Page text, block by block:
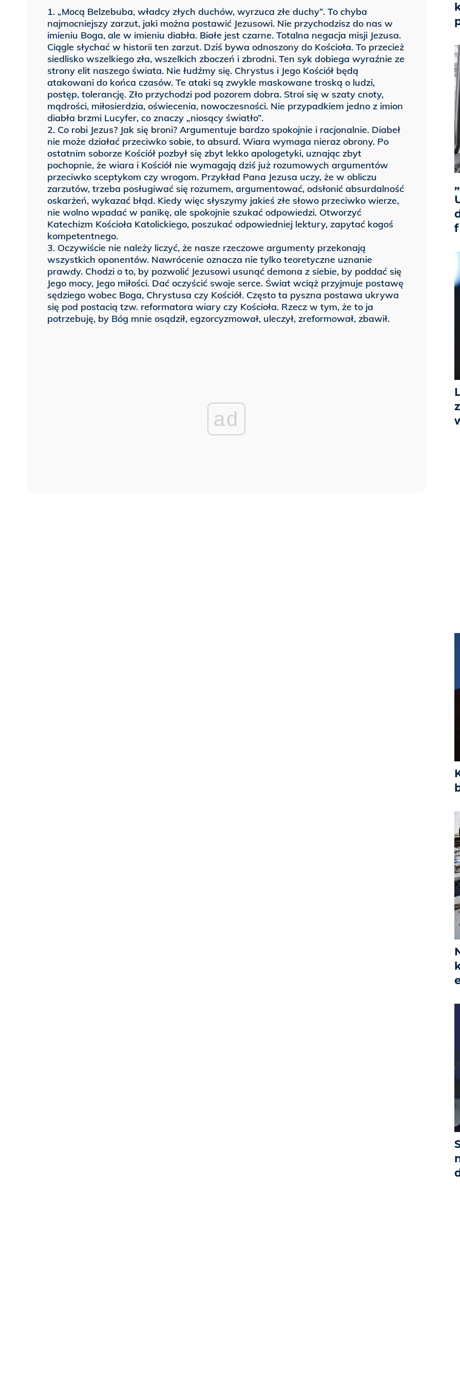
1. „Mocą Belzebuba, władcy złych duchów, wyrzuca złe duchy”. To chyba
najmocniejszy zarzut, jaki można postawić Jezusowi. Nie przychodzisz do nas w
imieniu Boga, ale w imieniu diabła. Białe jest czarne. Totalna negacja misji Jezusa.
Ciągle słychać w historii ten zarzut. Dziś bywa odnoszony do Kościoła. To przecież
siedlisko wszelkiego zła, wszelkich zboczeń i zbrodni. Ten syk dobiega wyraźnie ze
strony elit naszego świata. Nie łudźmy się. Chrystus i Jego Kościół będą
atakowani do końca czasów. Te ataki są zwykle maskowane troską o ludzi,
postęp, tolerancję. Zło przychodzi pod pozorem dobra. Stroi się w szaty cnoty,
mądrości, miłosierdzia, oświecenia, nowoczesności. Nie przypadkiem jedno z imion
diabła brzmi Lucyfer, co znaczy „niosący światło”.
2. Co robi Jezus? Jak się broni? Argumentuje bardzo spokojnie i racjonalnie. Diabeł
nie może działać przeciwko sobie, to absurd. Wiara wymaga nieraz obrony. Po
ostatnim soborze Kościół pozbył się zbyt lekko apologetyki, uznając zbyt
pochopnie, że wiara i Kościół nie wymagają dziś już rozumowych argumentów
przeciwko sceptykom czy wrogom. Przykład Pana Jezusa uczy, że w obliczu
zarzutów, trzeba posługiwać się rozumem, argumentować, odsłonić absurdalność
oskarżeń, wykazać błąd. Kiedy więc słyszymy jakieś złe słowo przeciwko wierze,
nie wolno wpadać w panikę, ale spokojnie szukać odpowiedzi. Otworzyć
Katechizm Kościoła Katolickiego, poszukać odpowiedniej lektury, zapytać kogoś
kompetentnego.
3. Oczywiście nie należy liczyć, że nasze rzeczowe argumenty przekonają
wszystkich oponentów. Nawrócenie oznacza nie tylko teoretyczne uznanie
prawdy. Chodzi o to, by pozwolić Jezusowi usunąć demona z siebie, by poddać się
Jego mocy, Jego miłości. Dać oczyścić swoje serce. Świat wciąż przyjmuje postawę
sędziego wobec Boga, Chrystusa czy Kościół. Często ta pyszna postawa ukrywa
się pod postacią tzw. reformatora wiary czy Kościoła. Rzecz w tym, że to ja
potrzebuję, by Bóg mnie osądził, egzorcyzmował, uleczył, zreformował, zbawił.
ad